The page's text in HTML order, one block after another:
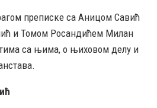
преписке са Аницом Савић
и Томом Росандићем Милан
са њима, о њиховом делу и